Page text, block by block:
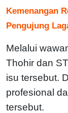
Kemenangan
Pengujung
Melalui
Thohir dan
isu tersebut.
profesional
tersebut.